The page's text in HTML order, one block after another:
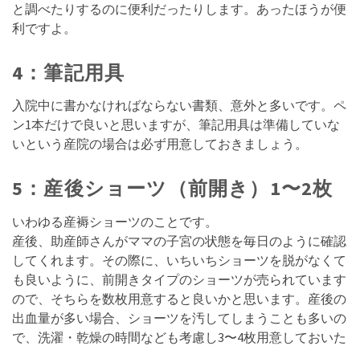
と調べたりするのに便利だったりします。あったほうが便
利ですよ。
4：筆記用具
入院中に書かなければならない書類、意外と多いです。ペ
ン1本だけで良いと思いますが、筆記用具は準備していな
いという産院の場合は必ず用意しておきましょう。
5：産後ショーツ（前開き）1〜2枚
いわゆる産褥ショーツのことです。
産後、助産師さんがママの子宮の状態を毎日のように確認
してくれます。その際に、いちいちショーツを脱がなくて
も良いように、前開きタイプのショーツが売られています
ので、そちらを数枚用意すると良いかと思います。産後の
出血量が多い場合、ショーツを汚してしまうことも多いの
で、洗濯・乾燥の時間なども考慮し3〜4枚用意しておいた